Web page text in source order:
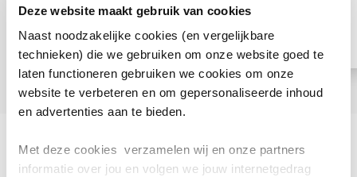
Deze website maakt gebruik van cookies
Naast noodzakelijke cookies (en vergelijkbare
technieken) die we gebruiken om onze website goed te
laten functioneren gebruiken we cookies om onze
website te verbeteren en om gepersonaliseerde inhoud
en advertenties aan te bieden.
Met deze cookies verzamelen wij en onze partners
informatie over jou en volgen we jouw internetgedrag
rol in willen spelen.